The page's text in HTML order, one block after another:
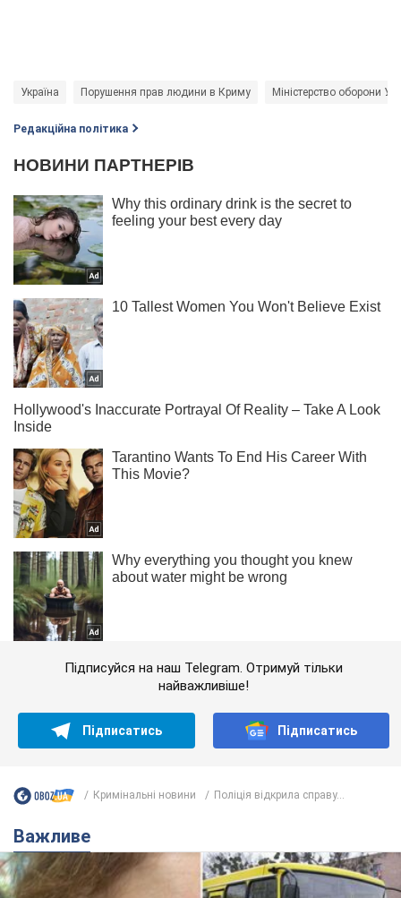
Україна Порушення прав людини в Криму Міністерство оборони
Редакційна політика
Підписуйся на наш Telegram. Отримуй тільки
найважливіше!
Підписатись Підписатись
Кримінальні новини Поліція відкрила справу...
Важливе